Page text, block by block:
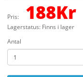
Pris: 188Kr
Lagerstatus: Finns i lager
Antal